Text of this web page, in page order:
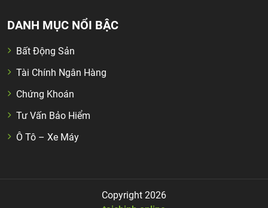
DANH MỤC NỔI BẬC
Bất Động Sản
Tài Chính Ngân Hàng
Chứng Khoán
Tư Vấn Bảo Hiểm
Ô Tô – Xe Máy
Copyright 2026